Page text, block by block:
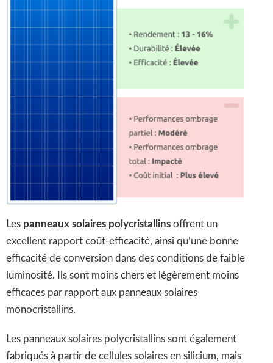
Les panneaux solaires polycristallinsoffrent un
excellent rapport coût-efficacité, ainsi qu’une bonne
efficacité de conversion dans des conditions de faible
luminosité. Ils sont moins chers et légèrement moins
efficaces par rapport aux panneaux solaires
monocristallins.
Les panneaux solaires polycristallins sont également
fabriqués à partir de cellules solaires en silicium, mais